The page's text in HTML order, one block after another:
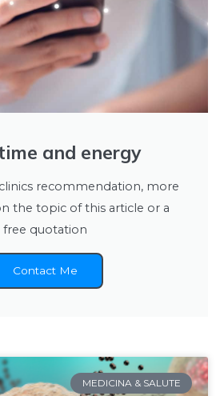
and energy
recommendation, more
the topic of this article or a
free quotation
Contact Me
MEDICINA & SALUTE